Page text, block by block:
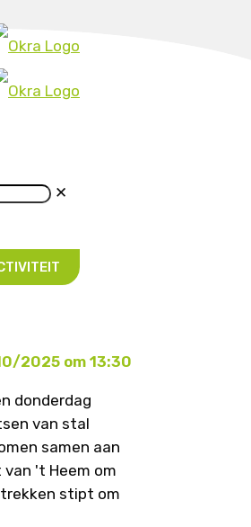
✕
2025 om 13:30
donderdag
van stal
samen aan
't Heem om
stipt om